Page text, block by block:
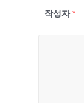
작성자 *